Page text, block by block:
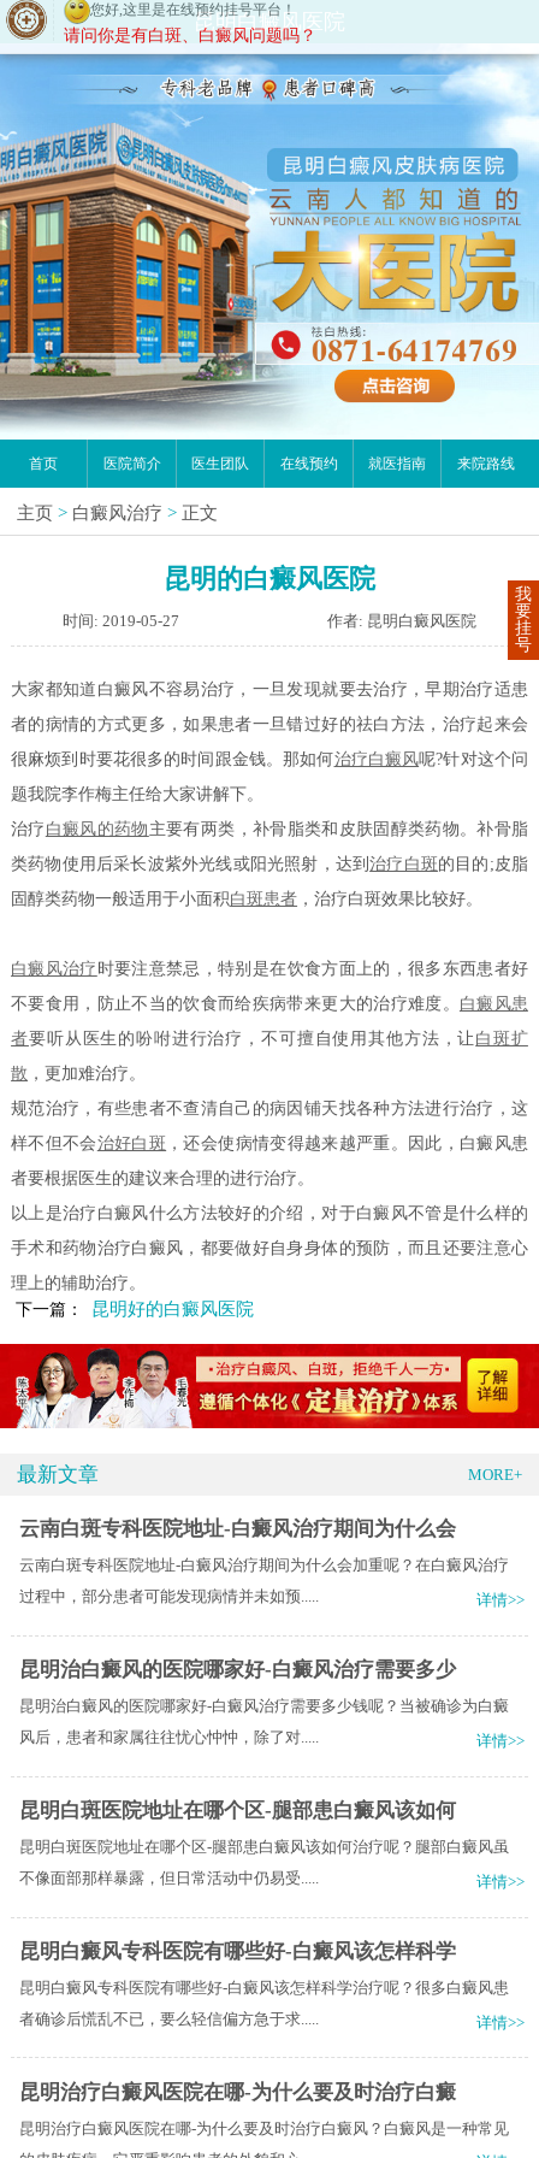
昆明白癜风医院
首页 医院简介 医生团队 在线预约 就医指南 来院路线
主页 > 白癜风治疗 > 正文
昆明的白癜风医院
时间: 2019-05-27 作者: 昆明白癜风医院
大家都知道白癜风不容易治疗，一旦发现就要去治疗，早期治疗适患
者的病情的方式更多，如果患者一旦错过好的祛白方法，治疗起来会
很麻烦到时要花很多的时间跟金钱。那如何治疗白癜风呢?针对这个问
题我院李作梅主任给大家讲解下。
治疗 白癜风的药物 主要有两类，补骨脂类和皮肤固醇类药物。补骨脂
类药物使用后采长波紫外光线或阳光照射，达到治疗白斑的目的;皮脂
固醇类药物一般适用于小面积白斑患者 ，治疗白斑效果比较好。
白癜风治疗 时要注意禁忌，特别是在饮食方面上的，很多东西患者好
不要食用，防止不当的饮食而给疾病带来更大的治疗难度。 白癜风患
者要听从医生的吩咐进行治疗，不可擅自使用其他方法，让 白斑扩
散 ，更加难治疗。
规范治疗，有些患者不查清自己的病因铺天找各种方法进行治疗，这
样不但不会治好白斑 ，还会使病情变得越来越严重。因此，白癜风患
者要根据医生的建议来合理的进行治疗。
以上是治疗白癜风什么方法较好的介绍，对于白癜风不管是什么样的
手术和药物治疗白癜风，都要做好自身身体的预防，而且还要注意心
理上的辅助治疗。
下一篇：
昆明好的白癜风医院
最新文章 MORE+
云南白斑专科医院地址-白癜风治疗期间为什么会
云南白斑专科医院地址-白癜风治疗期间为什么会加重呢？在白癜风治疗
过程中，部分患者可能发现病情并未如预.....
详情>>
昆明治白癜风的医院哪家好-白癜风治疗需要多少
昆明治白癜风的医院哪家好-白癜风治疗需要多少钱呢？当被确诊为白癜
风后，患者和家属往往忧心忡忡，除了对.....
详情>>
昆明白斑医院地址在哪个区-腿部患白癜风该如何
昆明白斑医院地址在哪个区-腿部患白癜风该如何治疗呢？腿部白癜风虽
不像面部那样暴露，但日常活动中仍易受.....
详情>>
昆明白癜风专科医院有哪些好-白癜风该怎样科学
昆明白癜风专科医院有哪些好-白癜风该怎样科学治疗呢？很多白癜风患
者确诊后慌乱不已，要么轻信偏方急于求.....
详情>>
昆明治疗白癜风医院在哪-为什么要及时治疗白癜
昆明治疗白癜风医院在哪-为什么要及时治疗白癜风？白癜风是一种常见
我
要
挂
号